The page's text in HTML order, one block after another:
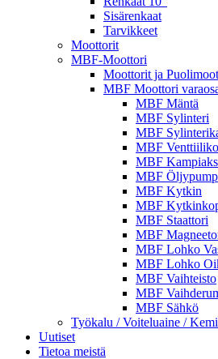
Sisärenkaat
Tarvikkeet
Moottorit
MBF-Moottori
Moottorit ja
MBF Moottori
MBF Mäntä
MBF Sylinteri
MBF
MBF
MBF
MBF
MBF Kytkin
MBF
MBF Staattori
MBF
MBF Lohko
MBF Lohko
MBF Vaihteisto
MBF
MBF Sähkö
Työkalu / Voiteluaine /
Uutiset
Tietoa meistä